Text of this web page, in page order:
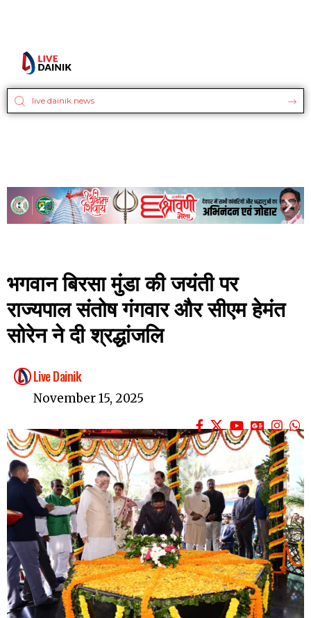
भगवान बिरसा मुंडा की जयंती पर
राज्यपाल संतोष गंगवार और सीएम हेमंत
सोरेन ने दी श्रद्धांजलि
Live Dainik
November 15, 2025